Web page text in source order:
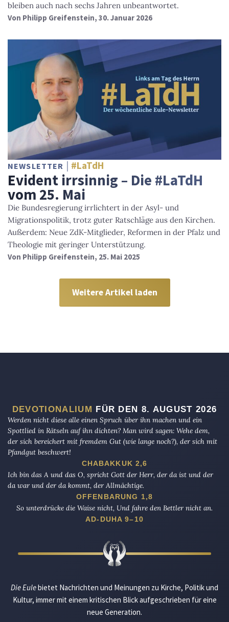
bleiben auch nach sechs Jahren unbeantwortet.
Von Philipp Greifenstein, 30. Januar 2026
NEWSLETTER #LaTdH
Evident irrsinnig – Die #LaTdH
vom 25. Mai
Die Bundesregierung irrlichtert in der Asyl- und
Migrationspolitik, trotz guter Ratschläge aus den Kirchen.
Außerdem: Neue ZdK-Mitglieder, Reformen in der Pfalz und
Theologie mit geringer Unterstützung.
Von Philipp Greifenstein, 25. Mai 2025
Weitere Artikel laden
DEVOTIONALIUM FÜR DEN 8. AUGUST 2026
Werden nicht diese alle einen Spruch über ihn machen und ein
Spottlied in Rätseln auf ihn dichten? Man wird sagen: Wehe dem,
der sich bereichert mit fremdem Gut (wie lange noch?), der sich mit
Pfandgut beschwert!
CHABAKKUK 2,6
Ich bin das A und das O, spricht Gott der Herr, der da ist und der
da war und der da kommt, der Allmächtige.
OFFENBARUNG 1,8
So unterdrücke die Waise nicht, Und fahre den Bettler nicht an.
AD-DUHA 9–10
Die Eulebietet Nachrichten und Meinungen zu Kirche, Politik und
Kultur, immer mit einem kritischen Blick aufgeschrieben für eine
neue Generation.